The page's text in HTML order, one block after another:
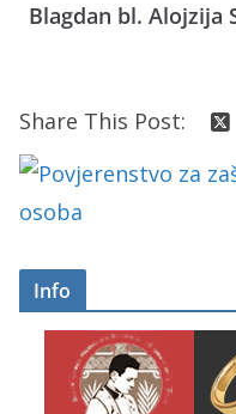
Blagdan bl. Alojzija
Share This Post:
Info